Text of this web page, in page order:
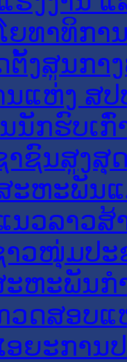
ຍທາທິກາ
ຕັ້ງສູນກາ
ແຫ່ງ ສປ
ນັກຮົບເກົ່
າຊົນສູງສຸ
ະຫະພັນ
ນວລາວສ້
າວໜຸ່ມປະ
ະຫະພັນກ
ວດສອບແ
ອຍະການ